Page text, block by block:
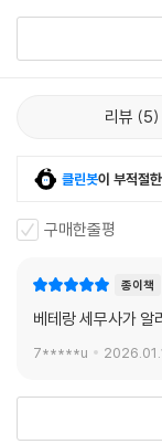
리뷰 5
클린봇이 부적절
구매한줄평
종이책
베테랑 세무사가 알
7*****u